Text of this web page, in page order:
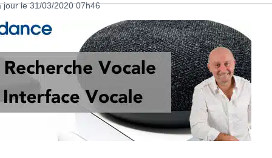
jour le 31/03/2020 07h46